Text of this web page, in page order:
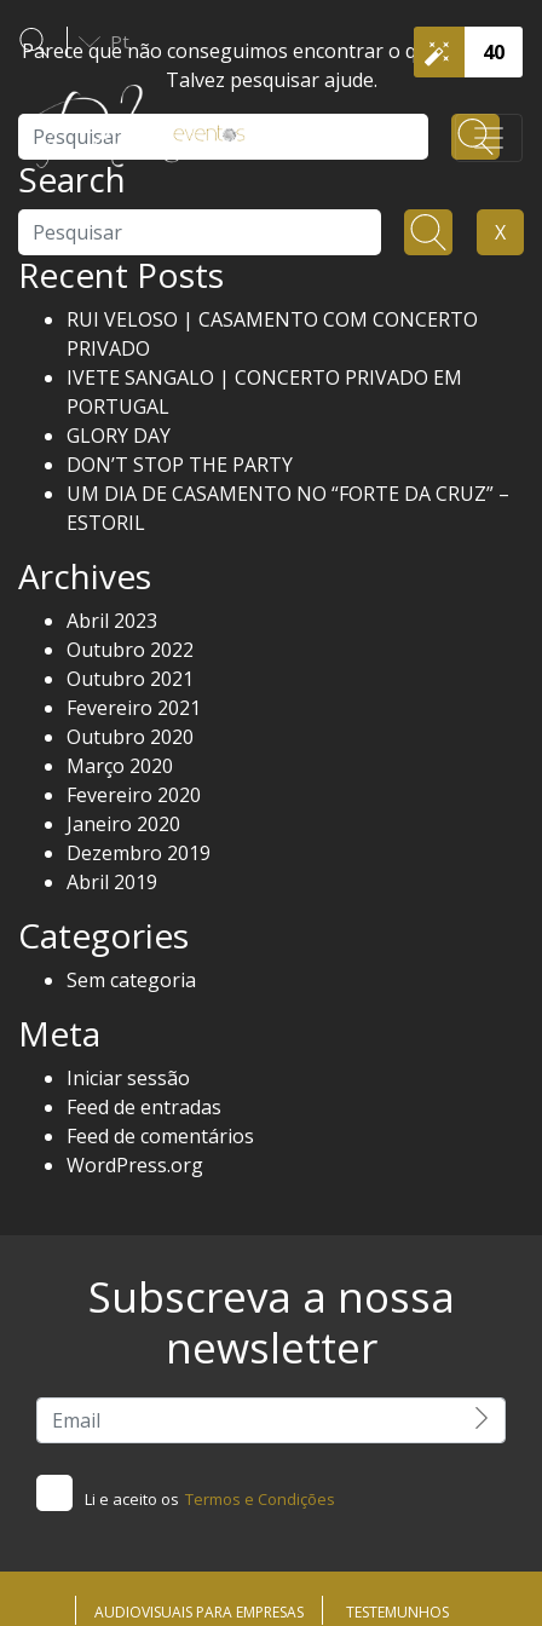
40
Pt
Parece que não conseguimos encontrar o que procura.
Talvez pesquisar ajude.
Search
Pesquisar X
Recent Posts
RUI VELOSO | CASAMENTO COM CONCERTO
PRIVADO
IVETE SANGALO | CONCERTO PRIVADO EM
PORTUGAL
GLORY DAY
DON’T STOP THE PARTY
UM DIA DE CASAMENTO NO “FORTE DA CRUZ” –
ESTORIL
Archives
Abril 2023
Outubro 2022
Outubro 2021
Fevereiro 2021
Outubro 2020
Março 2020
Fevereiro 2020
Janeiro 2020
Dezembro 2019
Abril 2019
Categories
Sem categoria
Meta
Iniciar sessão
Feed de entradas
Feed de comentários
WordPress.org
Subscreva a nossa
newsletter
Li e aceito os Termos e Condições
AUDIOVISUAIS PARA EMPRESAS TESTEMUNHOS